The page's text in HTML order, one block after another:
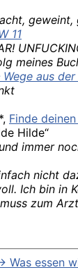
11
meines
Wege aus
*, Finde
Hilde“
immer
nicht
Ich bin in
zum
Was essen